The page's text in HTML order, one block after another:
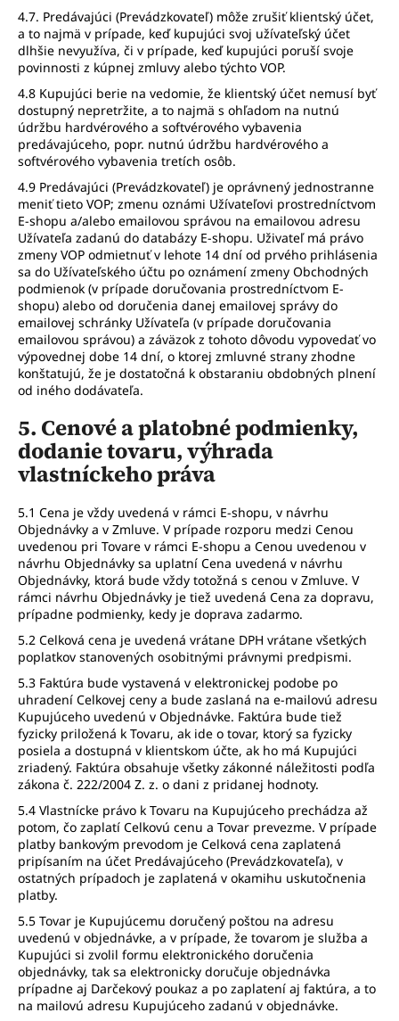
4.7. Predávajúci (Prevádzkovateľ) môže zrušiť klientský účet,
a to najmä v prípade, keď kupujúci svoj užívateľský účet
dlhšie nevyužíva, či v prípade, keď kupujúci poruší svoje
povinnosti z kúpnej zmluvy alebo týchto VOP.
4.8 Kupujúci berie na vedomie, že klientský účet nemusí byť
dostupný nepretržite, a to najmä s ohľadom na nutnú
údržbu hardvérového a softvérového vybavenia
predávajúceho, popr. nutnú údržbu hardvérového a
softvérového vybavenia tretích osôb.
4.9 Predávajúci (Prevádzkovateľ) je oprávnený jednostranne
meniť tieto VOP; zmenu oznámi Užívateľovi prostredníctvom
E-shopu a/alebo emailovou správou na emailovou adresu
Užívateľa zadanú do databázy E-shopu. Uživateľ má právo
zmeny VOP odmietnuť v lehote 14 dní od prvého prihlásenia
sa do Užívateľského účtu po oznámení zmeny Obchodných
podmienok (v prípade doručovania prostredníctvom E-
shopu) alebo od doručenia danej emailovej správy do
emailovej schránky Užívateľa (v prípade doručovania
emailovou správou) a záväzok z tohoto dôvodu vypovedať vo
výpovednej dobe 14 dní, o ktorej zmluvné strany zhodne
konštatujú, že je dostatočná k obstaraniu obdobných plnení
od iného dodávateľa.
5. Cenové a platobné podmienky,
dodanie tovaru, výhrada
vlastníckeho práva
5.1 Cena je vždy uvedená v rámci E-shopu, v návrhu
Objednávky a v Zmluve. V prípade rozporu medzi Cenou
uvedenou pri Tovare v rámci E-shopu a Cenou uvedenou v
návrhu Objednávky sa uplatní Cena uvedená v návrhu
Objednávky, ktorá bude vždy totožná s cenou v Zmluve. V
rámci návrhu Objednávky je tiež uvedená Cena za dopravu,
prípadne podmienky, kedy je doprava zadarmo.
5.2 Celková cena je uvedená vrátane DPH vrátane všetkých
poplatkov stanovených osobitnými právnymi predpismi.
5.3 Faktúra bude vystavená v elektronickej podobe po
uhradení Celkovej ceny a bude zaslaná na e-mailovú adresu
Kupujúceho uvedenú v Objednávke. Faktúra bude tiež
fyzicky priložená k Tovaru, ak ide o tovar, ktorý sa fyzicky
posiela a dostupná v klientskom účte, ak ho má Kupujúci
zriadený. Faktúra obsahuje všetky zákonné náležitosti podľa
zákona č. 222/2004 Z. z. o dani z pridanej hodnoty.
5.4 Vlastnícke právo k Tovaru na Kupujúceho prechádza až
potom, čo zaplatí Celkovú cenu a Tovar prevezme. V prípade
platby bankovým prevodom je Celková cena zaplatená
pripísaním na účet Predávajúceho (Prevádzkovateľa), v
ostatných prípadoch je zaplatená v okamihu uskutočnenia
platby.
5.5 Tovar je Kupujúcemu doručený poštou na adresu
uvedenú v objednávke, a v prípade, že tovarom je služba a
Kupujúci si zvolil formu elektronického doručenia
objednávky, tak sa elektronicky doručuje objednávka
prípadne aj Darčekový poukaz a po zaplatení aj faktúra, a to
na mailovú adresu Kupujúceho zadanú v objednávke.